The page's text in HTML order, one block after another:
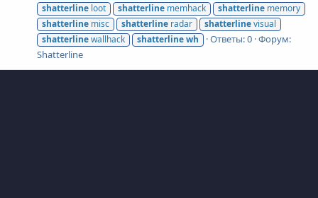
shatterline loot shatterline memhack shatterline memory
shatterline misc shatterline radar shatterlinevisual
shatterlinewallhack shatterlinewh Ответы: 0 Форум:
Shatterline